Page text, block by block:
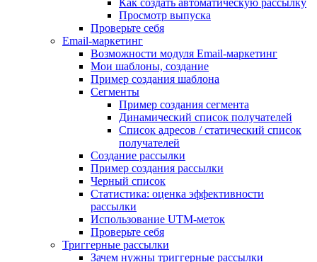
Как создать автоматическую рассылку
Просмотр выпуска
Проверьте себя
Email-маркетинг
Возможности модуля Email-маркетинг
Мои шаблоны, создание
Пример создания шаблона
Сегменты
Пример создания сегмента
Динамический список получателей
Список адресов / статический список
получателей
Создание рассылки
Пример создания рассылки
Черный список
Статистика: оценка эффективности
рассылки
Использование UTM-меток
Проверьте себя
Триггерные рассылки
Зачем нужны триггерные рассылки